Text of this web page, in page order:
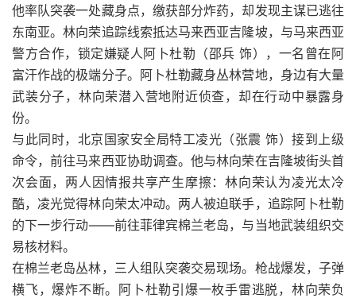
他率队突袭一处藏身点，缴获部分炸药，却发现主谋已逃往
东南亚。林向荣追踪线索抵达马来西亚吉隆坡，与马来西亚
警方合作，锁定嫌疑人阿卜杜勒（邵兵 饰），一名曾在阿
富汗作战的极端分子。阿卜杜勒藏身丛林营地，身边有大量
武装分子，林向荣潜入营地附近侦查，却在行动中暴露身
份。
与此同时，北京国家安全局特工凌光（张震 饰）接到上级
命令，前往马来西亚协助调查。他与林向荣在吉隆坡街头首
次会面，两人因情报共享产生摩擦：林向荣认为凌光太冷
酷，凌光觉得林向荣太冲动。两人被迫联手，追踪阿卜杜勒
的下一步行动——前往菲律宾棉兰老岛，与当地武装组织交
易核材料。
在棉兰老岛丛林，三人组队突袭交易现场。枪战爆发，子弹
横飞，爆炸不断。阿卜杜勒引爆一枚手雷逃脱，林向荣负